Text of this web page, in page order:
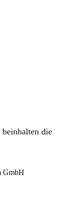
die
GmbH